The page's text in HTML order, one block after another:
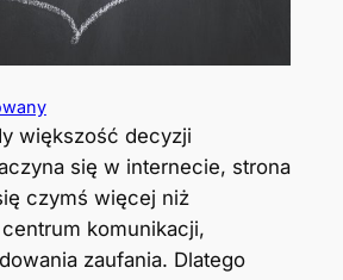
większość decyzji
się w internecie, strona
czymś więcej niż
komunikacji,
zaufania. Dlatego